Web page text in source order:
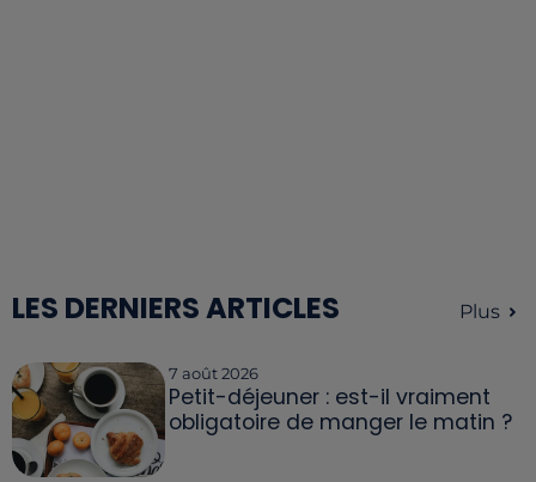
LES DERNIERS ARTICLES Plus
7 août 2026
Petit-déjeuner : est-il vraiment
obligatoire de manger le matin ?